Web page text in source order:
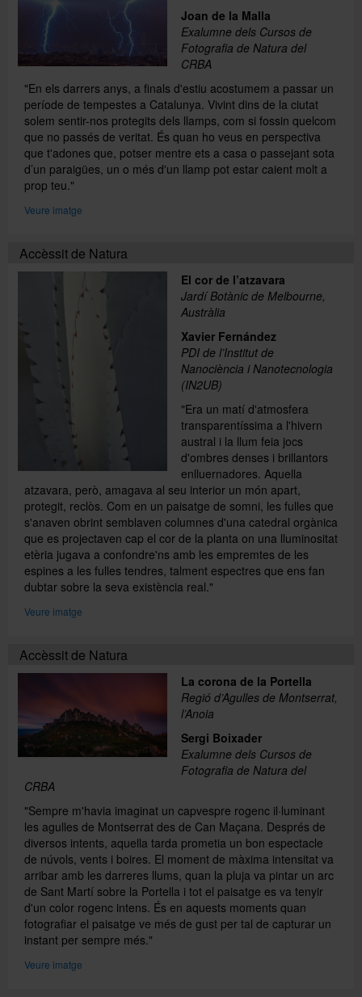
Joan de la Malla
Exalumne dels Cursos de
Fotografia de Natura del
CRBA
"En els darrers anys, a finals d'estiu acostumem a passar un
període de tempestes a Catalunya. Vivint dins de la ciutat
solem sentir-nos protegits dels llamps, com si fossin quelcom
que no passés de veritat. És quan ho veus en perspectiva
que t'adones que, potser mentre ets a casa o passejant sota
d’un paraigües, un o més d'un llamp pot estar caient molt a
prop teu."
Veure imatge
Accèssit de Natura
El cor de l’atzavara
Jardí Botànic de Melbourne,
Austràlia
Xavier Fernández
PDI de l’Institut de
Nanociència i Nanotecnologia
(IN2UB)
"Era un matí d'atmosfera
transparentíssima a l'hivern
austral i la llum feia jocs
d'ombres denses i brillantors
enlluernadores. Aquella
atzavara, però, amagava al seu interior un món apart,
protegit, reclòs. Com en un paisatge de somni, les fulles que
s'anaven obrint semblaven columnes d'una catedral orgànica
que es projectaven cap el cor de la planta on una lluminositat
etèria jugava a confondre'ns amb les empremtes de les
espines a les fulles tendres, talment espectres que ens fan
dubtar sobre la seva existència real."
Veure imatge
Accèssit de Natura
La corona de la Portella
Regió d’Agulles de Montserrat,
l’Anoia
Sergi Boixader
Exalumne dels Cursos de
Fotografia de Natura del
CRBA
"Sempre m'havia imaginat un capvespre rogenc il·luminant
les agulles de Montserrat des de Can Maçana. Després de
diversos intents, aquella tarda prometia un bon espectacle
de núvols, vents i boires. El moment de màxima intensitat va
arribar amb les darreres llums, quan la pluja va pintar un arc
de Sant Martí sobre la Portella i tot el paisatge es va tenyir
d'un color rogenc intens. És en aquests moments quan
fotografiar el paisatge ve més de gust per tal de capturar un
instant per sempre més."
Veure imatge